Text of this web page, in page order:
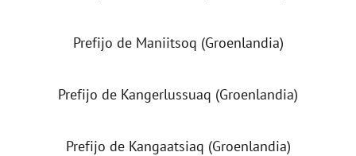
Prefijo de Maniitsoq (Groenlandia)
Prefijo de Kangerlussuaq (Groenlandia)
Prefijo de Kangaatsiaq (Groenlandia)